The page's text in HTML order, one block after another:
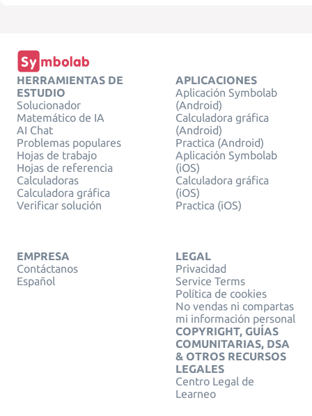
HERRAMIENTAS DE
ESTUDIO
Solucionador
Matemático de IA
AI Chat
Problemas populares
Hojas de trabajo
Hojas de referencia
Calculadoras
Calculadora gráfica
Verificar solución
APLICACIONES
Aplicación Symbolab
(Android)
Calculadora gráfica
(Android)
Practica (Android)
Aplicación Symbolab
(iOS)
Calculadora gráfica
(iOS)
Practica (iOS)
EMPRESA
Contáctanos
Español
LEGAL
Privacidad
Service Terms
Política de cookies
No vendas ni compartas
mi información personal
COPYRIGHT, GUÍAS
COMUNITARIAS, DSA
& OTROS RECURSOS
LEGALES
Centro Legal de
Learneo